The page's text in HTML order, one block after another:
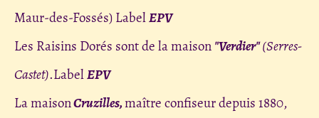
Maur-des-Fossés) LabelEPV
Les Raisins Dorés sont de la maison"Verdier"(Serres-
Castet).LabelEPV
La maisonCruzilles,maître confiseur depuis 1880,